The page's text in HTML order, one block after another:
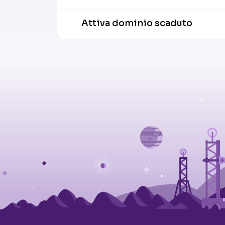
Attiva dominio scaduto